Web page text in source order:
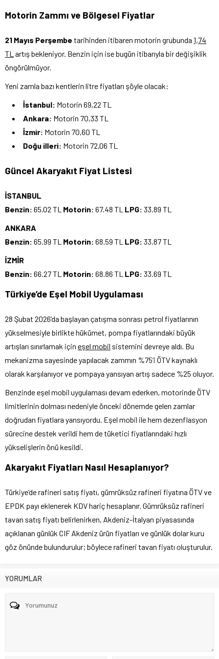
Motorin Zammı ve Bölgesel Fiyatlar
21 Mayıs Perşembe tarihinden itibaren motorin grubunda 1,74
TL artış bekleniyor. Benzin için ise bugün itibarıyla bir değişiklik
öngörülmüyor.
Yeni zamla bazı kentlerin litre fiyatları şöyle olacak:
İstanbul: Motorin 69,22 TL
Ankara: Motorin 70,33 TL
İzmir: Motorin 70,60 TL
Doğu illeri: Motorin 72,06 TL
Güncel Akaryakıt Fiyat Listesi
İSTANBUL
Benzin: 65.02 TL Motorin: 67.48 TL LPG: 33.89 TL
ANKARA
Benzin: 65.99 TL Motorin: 68.59 TL LPG: 33.87 TL
İZMİR
Benzin: 66.27 TL Motorin: 68.86 TL LPG: 33.69 TL
Türkiye’de Eşel Mobil Uygulaması
28 Şubat 2026’da başlayan çatışma sonrası petrol fiyatlarının
yükselmesiyle birlikte hükümet, pompa fiyatlarındaki büyük
artışları sınırlamak için eşel mobil sistemini devreye aldı. Bu
mekanizma sayesinde yapılacak zammın %75’i ÖTV kaynaklı
olarak karşılanıyor ve pompaya yansıyan artış sadece %25 oluyor.
Benzinde eşel mobil uygulaması devam ederken, motorinde ÖTV
limitlerinin dolması nedeniyle önceki dönemde gelen zamlar
doğrudan fiyatlara yansıyordu. Eşel mobil ile hem dezenflasyon
sürecine destek verildi hem de tüketici fiyatlarındaki hızlı
yükselişlerin önü kesildi.
Akaryakıt Fiyatları Nasıl Hesaplanıyor?
Türkiye’de rafineri satış fiyatı, gümrüksüz rafineri fiyatına ÖTV ve
EPDK payı eklenerek KDV hariç hesaplanır. Gümrüksüz rafineri
tavan satış fiyatı belirlenirken, Akdeniz-İtalyan piyasasında
açıklanan günlük CIF Akdeniz ürün fiyatları ve günlük dolar kuru
göz önünde bulundurulur; böylece rafineri tavan fiyatı oluşturulur.
YORUMLAR